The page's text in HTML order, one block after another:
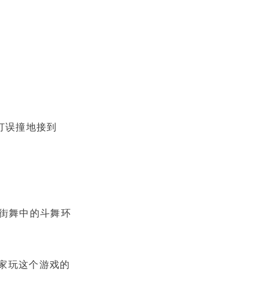
撞地接到
舞中的斗舞环
玩这个游戏的